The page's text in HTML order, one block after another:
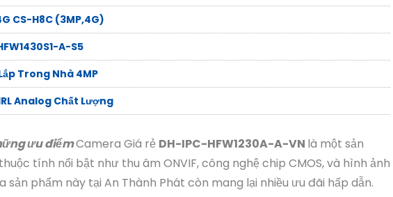
CS-H8C (3MP,4G)
A-S5
Trong Nhà 4MP
Analog Chất Lượng
ưu điểmCamera Giá rẻ DH-IPC-HFW1230A-A-VN là một sản
tính nổi bật như thu âm ONVIF, công nghệ chip CMOS, và hình ảnh
sản phẩm này tại An Thành Phát còn mang lại nhiều ưu đãi hấp dẫn.